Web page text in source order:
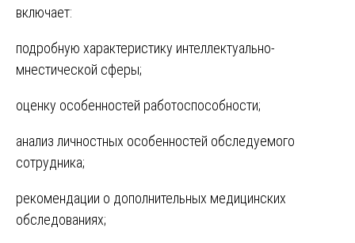
включает:
подробную характеристику интеллектуально-
мнестической сферы;
оценку особенностей работоспособности;
анализ личностных особенностей обследуемого
сотрудника;
рекомендации о дополнительных медицинских
обследованиях;